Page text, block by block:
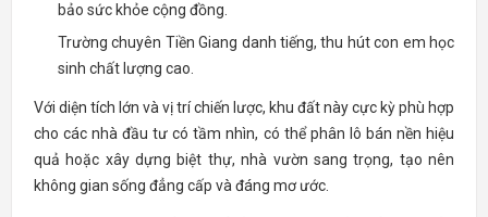
bảo sức khỏe cộng đồng.
Trường chuyên Tiền Giang danh tiếng, thu hút con em học
sinh chất lượng cao.
Với diện tích lớn và vị trí chiến lược, khu đất này cực kỳ phù hợp
cho các nhà đầu tư có tầm nhìn, có thể phân lô bán nền hiệu
quả hoặc xây dựng biệt thự, nhà vườn sang trọng, tạo nên
không gian sống đẳng cấp và đáng mơ ước.